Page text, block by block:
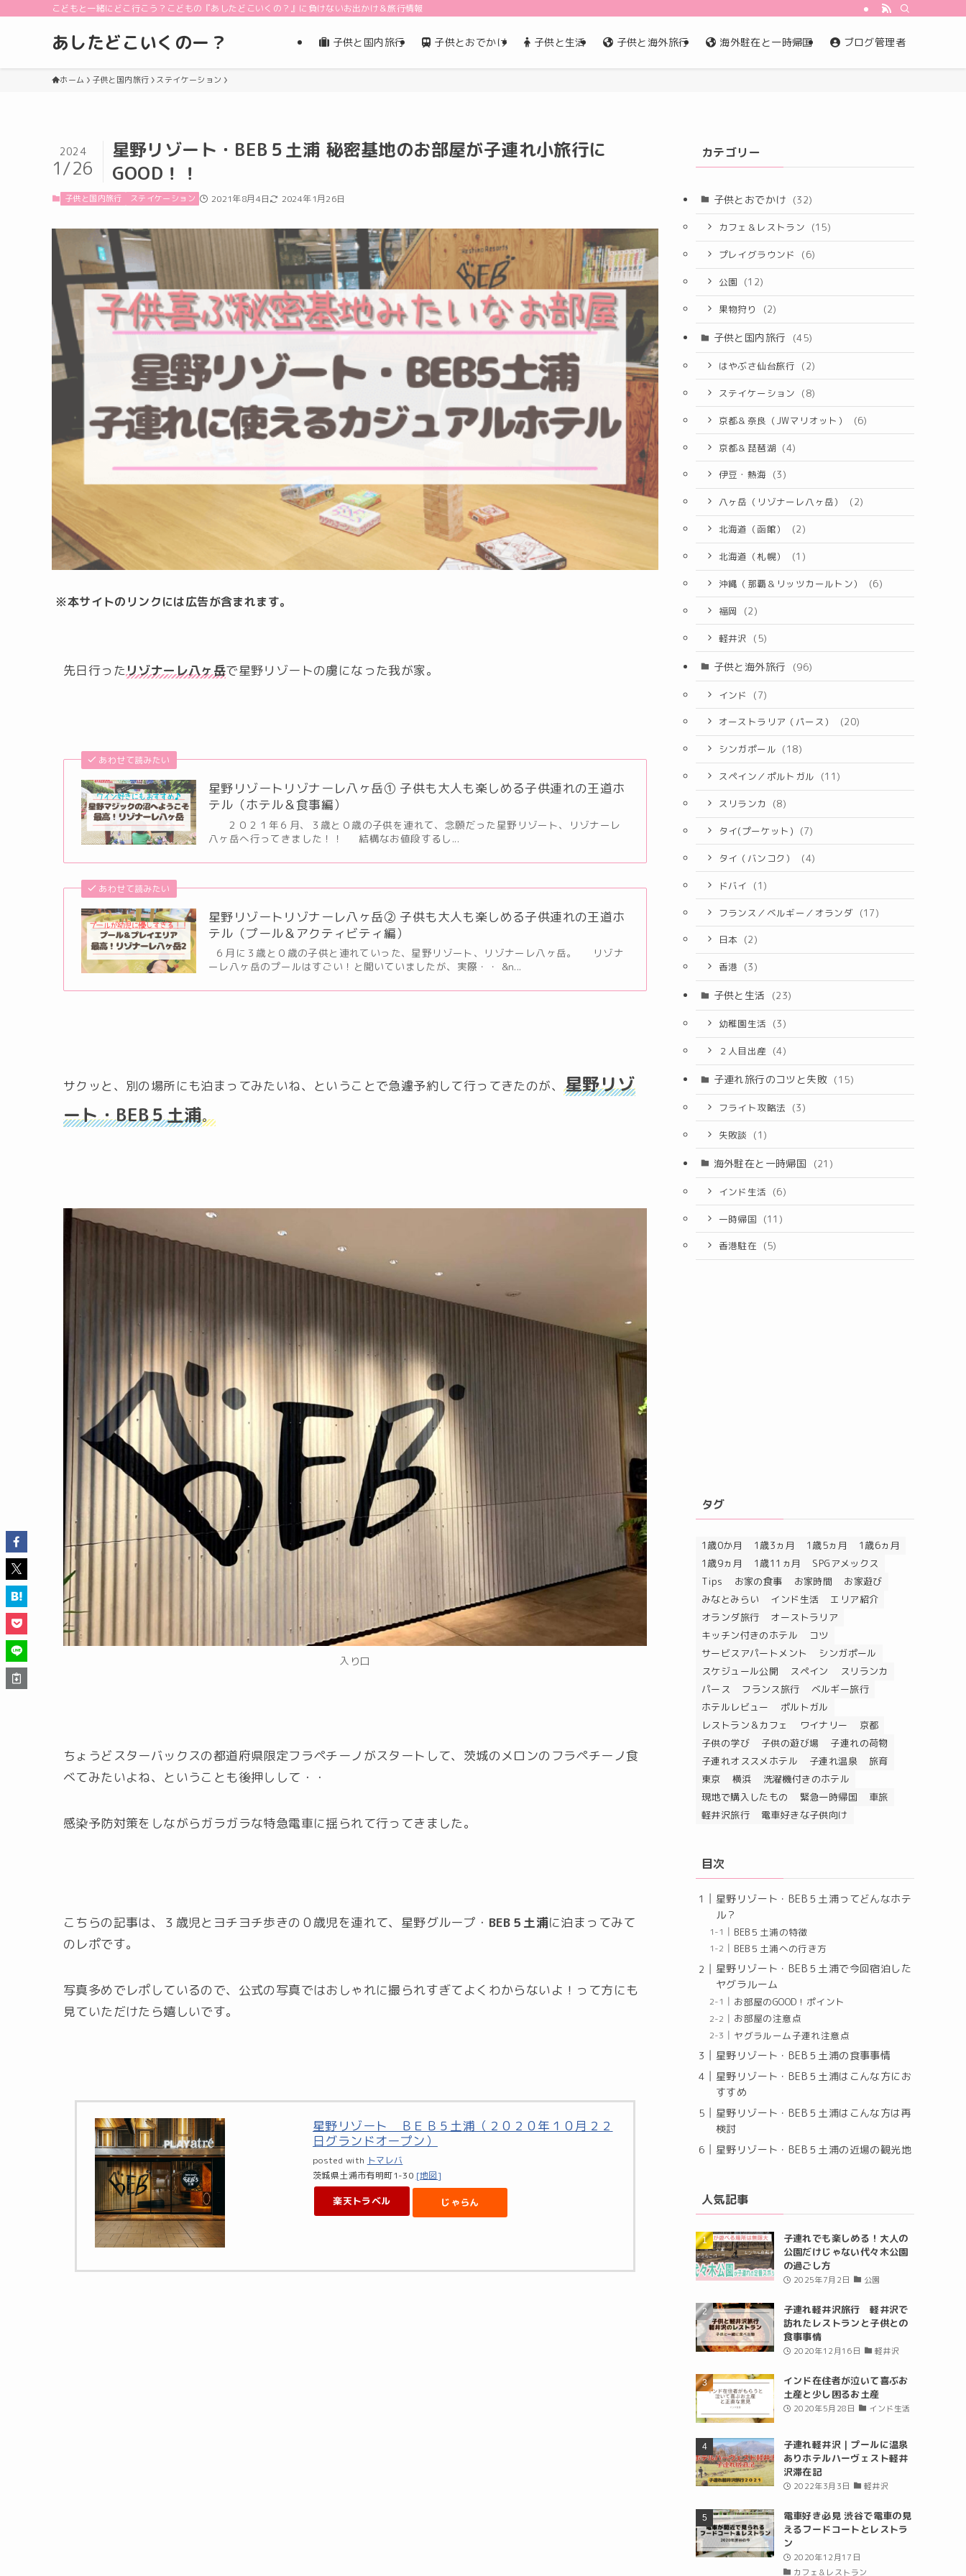
こどもと一緒にどこ行こう？こどもの『あしたどこいくの？』に負けないお出かけ＆旅行情報
あしたどこいくのー？ 子供と国内旅行 子供とおでかけ 子供と生活 子供と海外旅行 海外駐在と一時帰国 ブログ管理者
ホーム 子供と国内旅行 ステイケーション
星野リゾート・BEB５土浦 秘密基地のお部屋が子連れ小旅行に
GOOD！！
2024
1/26
子供と国内旅行 ステイケーション 2021年8月4日 2024年1月26日
※本サイトのリンクには広告が含まれます。
先日行ったリゾナーレ八ヶ岳で星野リゾートの虜になった我が家。
あわせて読みたい
星野リゾートリゾナーレ八ヶ岳① 子供も大人も楽しめる子供連れの王道ホ
テル（ホテル＆食事編）
２０２１年６月、３歳と０歳の子供を連れて、念願だった星野リゾート、リゾナーレ
八ヶ岳へ行ってきました！！ 結構なお値段するし...
あわせて読みたい
星野リゾートリゾナーレ八ヶ岳② 子供も大人も楽しめる子供連れの王道ホ
テル（プール＆アクティビティ編）
６月に３歳と０歳の子供と連れていった、星野リゾート、リゾナーレ八ヶ岳。 リゾナ
ーレ八ヶ岳のプールはすごい！と聞いていましたが、実際・・ &n...
サクッと、別の場所にも泊まってみたいね、ということで急遽予約して行ってきたのが、 星野リゾ
ート・BEB５土浦。
入り口
ちょうどスターバックスの都道府県限定フラペチーノがスタートして、茨城のメロンのフラペチーノ食
べてみたいよね、ということも後押しして・・
感染予防対策をしながらガラガラな特急電車に揺られて行ってきました。
こちらの記事は、３歳児とヨチヨチ歩きの０歳児を連れて、星野グループ・ BEB５土浦に泊まってみて
のレポです。
写真多めでレポしているので、公式の写真ではおしゃれに撮られすぎてよくわからないよ！って方にも
見ていただけたら嬉しいです。
星野リゾート ＢＥＢ５土浦（２０２０年１０月２２
日グランドオープン）
posted with トマレバ
茨城県土浦市有明町1-30 [地図]
楽天トラベル じゃらん
カテゴリー
子供とおでかけ (32)
カフェ＆レストラン (15)
プレイグラウンド (6)
公園 (12)
果物狩り (2)
子供と国内旅行 (45)
はやぶさ仙台旅行 (2)
ステイケーション (8)
京都＆奈良（JWマリオット） (6)
京都＆琵琶湖 (4)
伊豆・熱海 (3)
八ヶ岳（リゾナーレ八ヶ岳） (2)
北海道（函館） (2)
北海道（札幌） (1)
沖縄（那覇＆リッツカールトン） (6)
福岡 (2)
軽井沢 (5)
子供と海外旅行 (96)
インド (7)
オーストラリア（パース） (20)
シンガポール (18)
スペイン／ポルトガル (11)
スリランカ (8)
タイ(プーケット) (7)
タイ（バンコク） (4)
ドバイ (1)
フランス／ベルギー／オランダ (17)
日本 (2)
香港 (3)
子供と生活 (23)
幼稚園生活 (3)
２人目出産 (4)
子連れ旅行のコツと失敗 (15)
フライト攻略法 (3)
失敗談 (1)
海外駐在と一時帰国 (21)
インド生活 (6)
一時帰国 (11)
香港駐在 (5)
タグ
1歳0か月 1歳3ヵ月 1歳5ヵ月
1歳6ヵ月
1歳9ヵ月
1歳11ヵ月
SPGアメックス
Tips
お家の食事 お家時間
お家遊び
みなとみらい
インド生活
エリア紹介
オランダ旅行
オーストラリア
キッチン付きのホテル
コツ
サービスアパートメント
シンガポール
スケジュール公開
スペイン
スリランカ
パース
フランス旅行
ベルギー旅行
ホテルレビュー
ポルトガル
レストラン＆カフェ
ワイナリー
京都
子供の学び
子供の遊び場
子連れの荷物
子連れオススメホテル
子連れ温泉
旅育
東京
横浜
洗濯機付きのホテル
現地で購入したもの
緊急一時帰国
車旅
軽井沢旅行
電車好きな子供向け
目次
星野リゾート・BEB５土浦ってどんなホテ
ル？
BEB５土浦の特徴
BEB５土浦への行き方
星野リゾート・BEB５土浦で今回宿泊した
ヤグラルーム
お部屋のGOOD！ポイント
お部屋の注意点
ヤグラルーム子連れ注意点
星野リゾート・BEB５土浦の食事事情
星野リゾート・BEB５土浦はこんな方にお
すすめ
星野リゾート・BEB５土浦はこんな方は再
検討
星野リゾート・BEB５土浦の近場の観光地
人気記事
子連れでも楽しめる！大人の
公園だけじゃない代々木公園
の過ごし方
2025年7月2日 公園
子連れ軽井沢旅行 軽井沢で
訪れたレストランと子供との
食事事情
2020年12月16日 軽井沢
インド在住者が泣いて喜ぶお
土産と少し困るお土産
2020年5月28日 インド生活
子連れ軽井沢｜プールに温泉
ありホテルハーヴェスト軽井
沢滞在記
2022年3月3日 軽井沢
電車好き必見 渋谷で電車の見
えるフードコートとレストラ
ン
2020年12月17日
カフェ＆レストラン